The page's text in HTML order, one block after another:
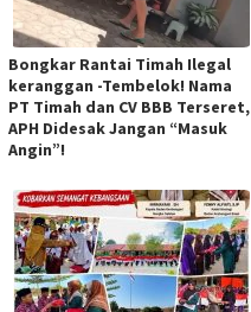
Bongkar Rantai Timah Ilegal
keranggan -Tembelok! Nama
PT Timah dan CV BBB Terseret,
APH Didesak Jangan “Masuk
Angin”!